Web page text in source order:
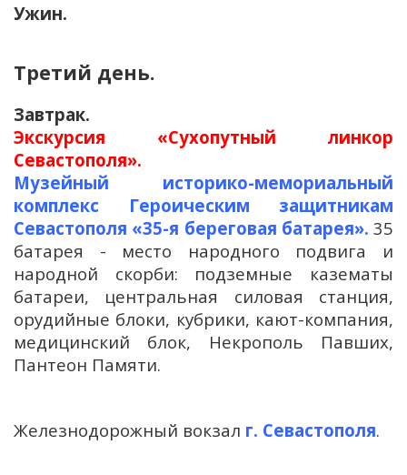
Ужин.
Третий день.
Завтрак.
Экскурсия «Сухопутный линкор
Севастополя».
Музейный историко-мемориальный
комплекс Героическим защитникам
Севастополя «35-я береговая батарея». 35
батарея - место народного подвига и
народной скорби: подземные казематы
батареи, центральная силовая станция,
орудийные блоки, кубрики, кают-компания,
медицинский блок, Некрополь Павших,
Пантеон Памяти.
Железнодорожный вокзал г. Севастополя.